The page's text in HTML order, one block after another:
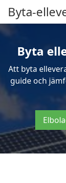
Byta-
Byta
Att byta
guide och